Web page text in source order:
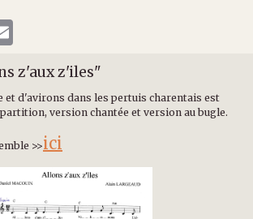
z'aux z'iles"
et d'avirons dans les pertuis charentais est
version chantée et version au bugle.
>>ici